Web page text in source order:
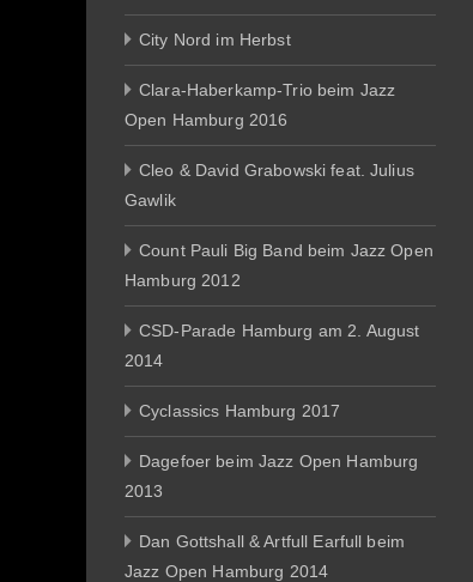
City Nord im Herbst
Clara-Haberkamp-Trio beim Jazz
Open Hamburg 2016
Cleo & David Grabowski feat. Julius
Gawlik
Count Pauli Big Band beim Jazz Open
Hamburg 2012
CSD-Parade Hamburg am 2. August
2014
Cyclassics Hamburg 2017
Dagefoer beim Jazz Open Hamburg
2013
Dan Gottshall & Artfull Earfull beim
Jazz Open Hamburg 2014